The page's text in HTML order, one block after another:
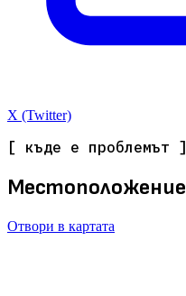
X (Twitter)
[ къде е проблемът ]
Местоположение
Отвори в картата